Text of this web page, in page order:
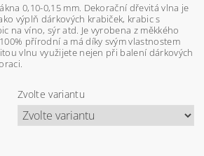
0,10-0,15 mm. Dekorační dřevitá vlna je
výplň dárkových krabiček, krabic s
na víno, sýr atd. Je vyrobena z měkkého
přírodní a má díky svým vlastnostem
vlnu využijete nejen při balení dárkových
Zvolte variantu